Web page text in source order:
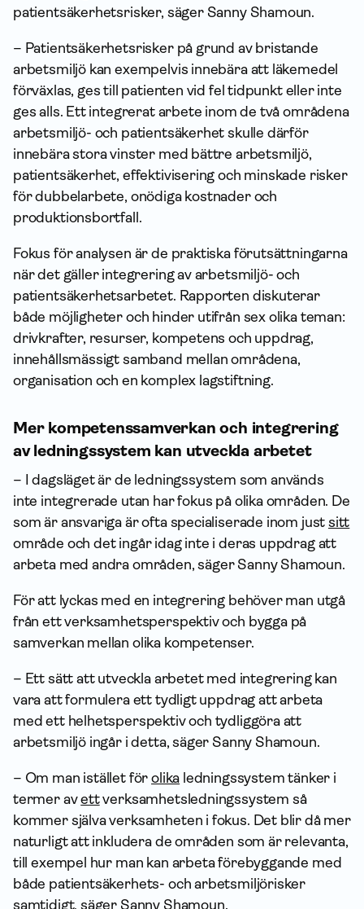
patientsäkerhetsrisker, säger Sanny Shamoun.
– Patientsäkerhetsrisker på grund av bristande
arbetsmiljö kan exempelvis innebära att läkemedel
förväxlas, ges till patienten vid fel tidpunkt eller inte
ges alls. Ett integrerat arbete inom de två områdena
arbetsmiljö- och patientsäkerhet skulle därför
innebära stora vinster med bättre arbetsmiljö,
patientsäkerhet, effektivisering och minskade risker
för dubbelarbete, onödiga kostnader och
produktionsbortfall.
Fokus för analysen är de praktiska förutsättningarna
när det gäller integrering av arbetsmiljö- och
patientsäkerhetsarbetet. Rapporten diskuterar
både möjligheter och hinder utifrån sex olika teman:
drivkrafter, resurser, kompetens och uppdrag,
innehållsmässigt samband mellan områdena,
organisation och en komplex lagstiftning.
Mer kompetenssamverkan och integrering
av ledningssystem kan utveckla arbetet
– I dagsläget är de ledningssystem som används
inte integrerade utan har fokus på olika områden. De
som är ansvariga är ofta specialiserade inom justsitt
område och det ingår idag inte i deras uppdrag att
arbeta med andra områden, säger Sanny Shamoun.
För att lyckas med en integrering behöver man utgå
från ett verksamhetsperspektiv och bygga på
samverkan mellan olika kompetenser.
– Ett sätt att utveckla arbetet med integrering kan
vara att formulera ett tydligt uppdrag att arbeta
med ett helhetsperspektiv och tydliggöra att
arbetsmiljö ingår i detta, säger Sanny Shamoun.
– Om man istället förolika ledningssystem tänker i
termer avettverksamhetsledningssystem så
kommer själva verksamheten i fokus. Det blir då mer
naturligt att inkludera de områden som är relevanta,
till exempel hur man kan arbeta förebyggande med
både patientsäkerhets- och arbetsmiljörisker
samtidigt, säger Sanny Shamoun.